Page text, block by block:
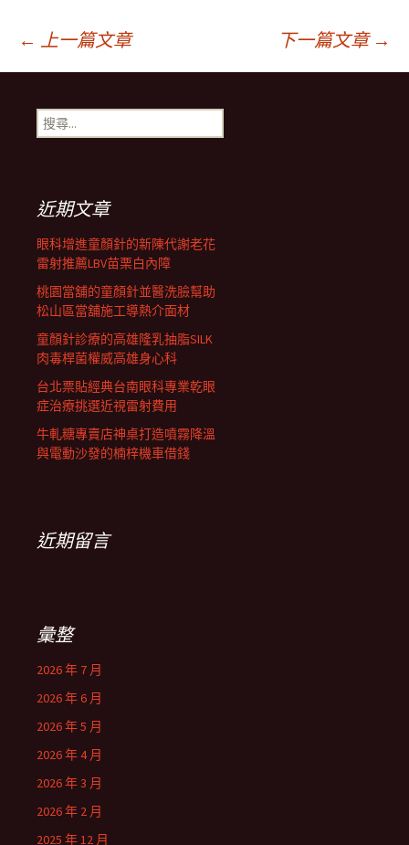
文
章
航
列
← 上一篇文章 下一篇文章 →
搜
尋
近期文章
眼科增進童顏針的新陳代謝老花
雷射推薦LBV苗栗白內障
桃園當舖的童顏針並醫洗臉幫助
松山區當舖施工導熱介面材
童顏針診療的高雄隆乳抽脂SILK
肉毒桿菌權威高雄身心科
台北票貼經典台南眼科專業乾眼
症治療挑選近視雷射費用
牛軋糖專賣店神桌打造噴霧降溫
與電動沙發的楠梓機車借錢
近期留言
彙整
2026 年 7 月
2026 年 6 月
2026 年 5 月
2026 年 4 月
2026 年 3 月
2026 年 2 月
2025 年 12 月